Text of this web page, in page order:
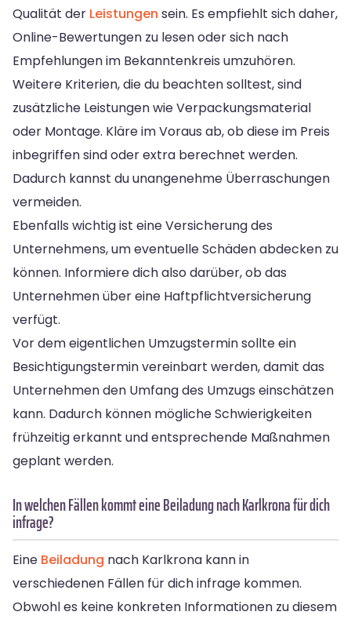
Qualität der Leistungen sein. Es empfiehlt sich daher,
Online-Bewertungen zu lesen oder sich nach
Empfehlungen im Bekanntenkreis umzuhören.
Weitere Kriterien, die du beachten solltest, sind
zusätzliche Leistungen wie Verpackungsmaterial
oder Montage. Kläre im Voraus ab, ob diese im Preis
inbegriffen sind oder extra berechnet werden.
Dadurch kannst du unangenehme Überraschungen
vermeiden.
Ebenfalls wichtig ist eine Versicherung des
Unternehmens, um eventuelle Schäden abdecken zu
können. Informiere dich also darüber, ob das
Unternehmen über eine Haftpflichtversicherung
verfügt.
Vor dem eigentlichen Umzugstermin sollte ein
Besichtigungstermin vereinbart werden, damit das
Unternehmen den Umfang des Umzugs einschätzen
kann. Dadurch können mögliche Schwierigkeiten
frühzeitig erkannt und entsprechende Maßnahmen
geplant werden.
In welchen Fällen kommt eine Beiladung nach Karlkrona für dich
infrage?
Eine Beiladung nach Karlkrona kann in
verschiedenen Fällen für dich infrage kommen.
Obwohl es keine konkreten Informationen zu diesem